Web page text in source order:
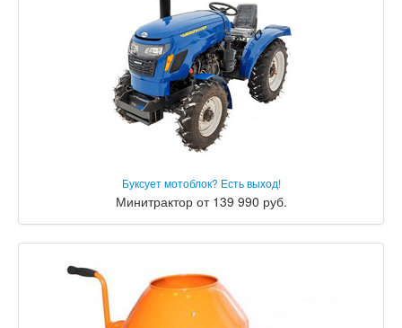
Буксует мотоблок? Есть выход!
Минитрактор от 139 990 руб.